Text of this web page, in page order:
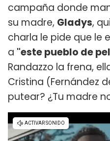
campaña donde
su madre, Gladys,
charla le pide que le
a "este pueblo de
Randazzo la frena,
Cristina (Fernández
putear? ¿Tu madre